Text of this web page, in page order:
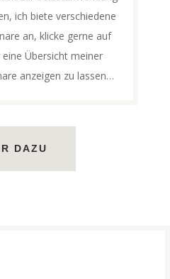
ich biete verschiedene
an, klicke gerne auf
Übersicht meiner
anzeigen zu lassen…
DAZU